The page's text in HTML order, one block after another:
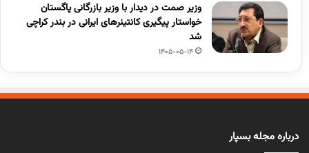
وزیر صمت در دیدار با وزیر بازرگانی پاگستان
خواستار پیگیری کانتینرهای ایرانی در بندر کراچی
شد
1405-05-14
درباره مجله بسپار